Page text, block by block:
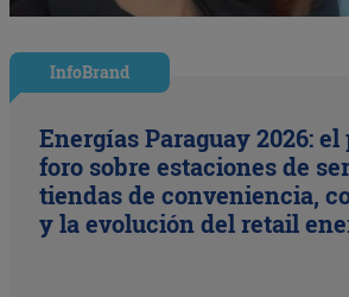
InfoBrand
Energías Paraguay 2026:
foro sobre estaciones de
tiendas de conveniencia,
y la evolución del retail